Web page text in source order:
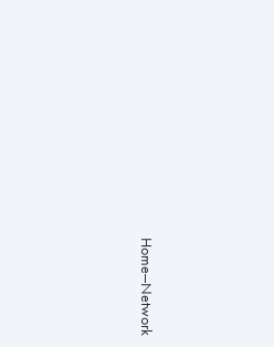
Home
Network